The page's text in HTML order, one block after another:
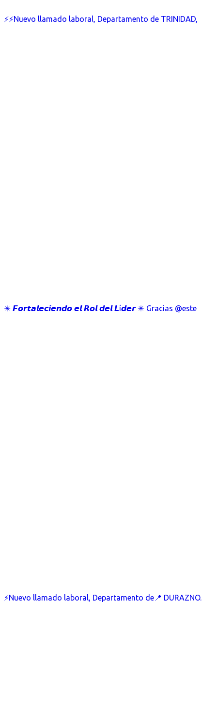
⚡⚡Nuevo llamado laboral, Departamento de TRINIDAD,
✴️ 𝙁𝙤𝙧𝙩𝙖𝙡𝙚𝙘𝙞𝙚𝙣𝙙𝙤 𝙚𝙡 𝙍𝙤𝙡 𝙙𝙚𝙡 𝙇í𝙙𝙚𝙧 ✴️ Gracias @este
⚡Nuevo llamado laboral, Departamento de📍 DURAZNO.